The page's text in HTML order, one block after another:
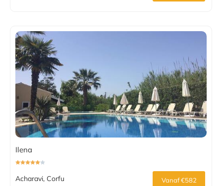
Ilena
Acharavi, Corfu Vanaf €582